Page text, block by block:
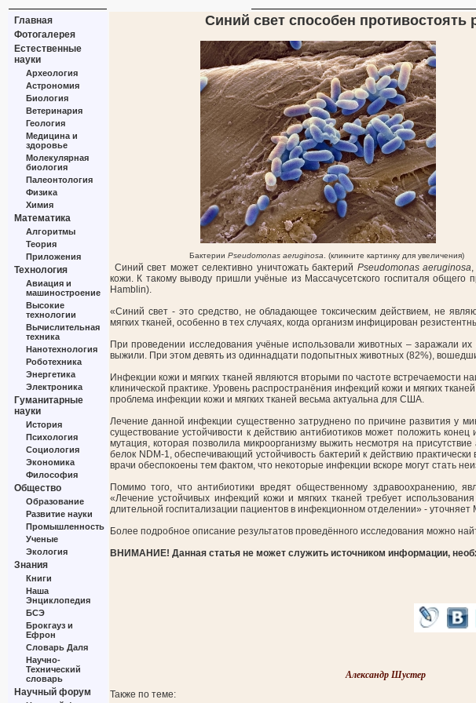
Главная
Фотогалерея
Естественные
науки
Археология
Астрономия
Биология
Ветеринария
Геология
Медицина и
здоровье
Молекулярная
биология
Палеонтология
Физика
Химия
Математика
Алгоритмы
Теория
Приложения
Технология
Авиация и
машиностроение
Высокие
технологии
Вычислительная
техника
Нанотехнология
Роботехника
Энергетика
Электроника
Гуманитарные
науки
История
Психология
Социология
Экономика
Философия
Общество
Образование
Развитие науки
Промышленность
Ученые
Экология
Знания
Книги
Наша
Энциклопедия
БСЭ
Брокгауз и
Ефрон
Словарь Даля
Научно-
Технический
словарь
Научный форум
Синий свет способен
Бактерии Pseudomonas aeruginosa . (кликните картинку для увеличения)
Синий свет может селективно уничтожать бактерий Pseudomonas aeruginosa
кожи. К такому выводу пришли учёные из Массачусетского госпиталя
Hamblin).
«Синий свет - это средство, не обладающее токсическим действием, не
мягких тканей, особенно в тех случаях, когда организм инфицирован
При проведении исследования учёные использовали животных – заражали их
выжили. При этом девять из одиннадцати подопытных животных (82%),
Инфекции кожи и мягких тканей являются вторыми по частоте
клинической практике. Уровень распространёния инфекций кожи и мягких
проблема инфекции кожи и мягких тканей весьма актуальна для США.
Лечение данной инфекции существенно затруднено по причине развития у
существование устойчивости к действию антибиотиков может положить
мутация, которая позволила микроорганизму выжить несмотря на
белок NDM-1, обеспечивающий устойчивость бактерий к действию
врачи обеспокоены тем фактом, что некоторые инфекции вскоре могут стать
Помимо того, что антибиотики вредят общественному здравоохранению,
«Лечение устойчивых инфекций кожи и мягких тканей требует
длительной госпитализации пациентов в инфекционном отделении» - уточняет
Более подробное описание результатов проведённого исследования можно
ВНИМАНИЕ! Данная статья не может служить источником информации,
Александр Шустер
Также по теме: